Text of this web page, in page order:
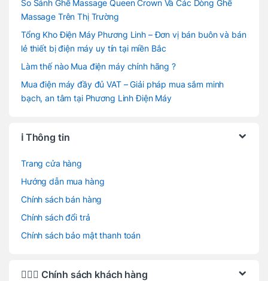
So Sánh Ghế Massage Queen Crown Và Các Dòng Ghế
Massage Trên Thị Trường
Tổng Kho Điện Máy Phương Linh – Đơn vị bán buôn và bán
lẻ thiết bị điện máy uy tín tại miền Bắc
Làm thế nào Mua điện máy chính hãng ?
Mua điện máy đầy đủ VAT – Giải pháp mua sắm minh
bạch, an tâm tại Phương Linh Điện Máy
ℹ️ Thông tin
Trang cửa hàng
Hướng dẫn mua hàng
Chính sách bán hàng
Chính sách đổi trả
Chính sách bảo mật thanh toán
🙋🏻‍♂️ Chính sách khách hàng